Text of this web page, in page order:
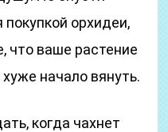
орхидеи,
что ваше растение
начало вянуть.
когда чахнет